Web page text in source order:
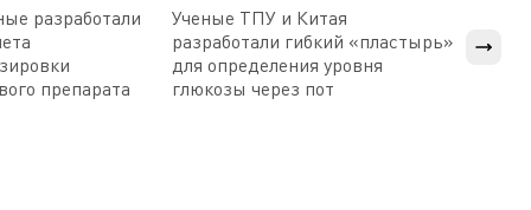
разработали
препарата
Ученые ТПУ и Китая
разработали гибкий «пластырь»
для определения уровня
глюкозы через пот